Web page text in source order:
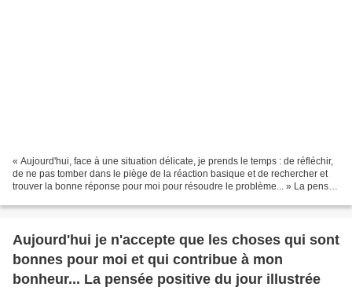
« Aujourd'hui, face à une situation délicate, je prends le temps : de réfléchir,
de ne pas tomber dans le piège de la réaction basique et de rechercher et
trouver la bonne réponse pour moi pour résoudre le problème... » La pensée
Aujourd'hui je n'accepte que les choses qui sont
bonnes pour moi et qui contribue à mon
bonheur... La pensée positive du jour illustrée